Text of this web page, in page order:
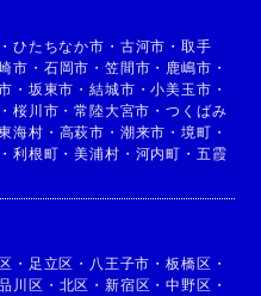
・ひたちなか市 ・ 古河市 ・ 取手
市 ・ 石岡市 ・ 笠間市 ・ 鹿嶋市 ・
・ 坂東市 ・結城市 ・小美玉市 ・
・桜川市 ・常陸大宮市 ・つくばみ
海村 ・ 高萩市 ・ 潮来市 ・ 境町 ・
・利根町 ・美浦村 ・ 河内町 ・ 五霞
・ 足立区 ・ 八王子市 ・板橋区 ・
川区 ・ 北区 ・ 新宿区 ・中野区 ・